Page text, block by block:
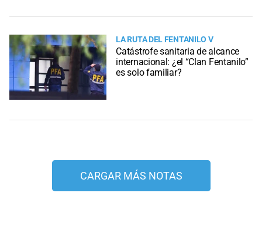
LA RUTA DEL FENTANILO V
Catástrofe sanitaria de alcance
internacional: ¿el “Clan Fentanilo”
es solo familiar?
CARGAR MÁS NOTAS